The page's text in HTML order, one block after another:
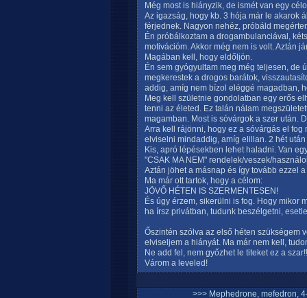
Még most is hiányzik, de ismét van egy
Az igazság, hogy kb. 3 hója már le akarok
férjednek. Nagyon nehéz, próbáld
Én próbálkoztam a drogambulanciával,
motivációm. Akkor még nem is volt. Aztán
Magában kell, hogy eldőljön.
Én sem gyógyultam meg még teljesen, de
megkerestek a drogos barátok,
addig, amíg nem bízol eléggé magadban,
Meg kell születnie gondolatban egy erős
tenni az életed. Ez talán nálam
magamban. Most is sóvárgok a szer után.
Arra kell rájönni, hogy ez a sóvárgás el
elviselni mindaddig, amíg elillan. 2 hét
Kis, apró lépésekben lehet haladni. Van
"CSAK MA NEM" rendelek/veszek/
Aztán jöhet a másnap és így tovább ezzel
Ma már ott tartok, hogy a célom:
JÖVŐ HÉTEN IS SZERMENTESEN!
És úgy érzem, sikerülni is fog. Hogy mikor
ha írsz privátban, tudunk beszélgetni,
Őszintén szólva az első héten szükségem
elviseljem a hiányát. Ma már nem kell,
Ne add fel, nem győzhet le titeket ez a
Várom a leveled!
>>> Mephedrone, mefedron,